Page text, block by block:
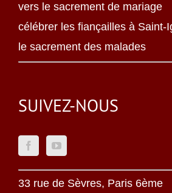
vers le sacrement de mariage
célébrer les fiançailles à Saint-
le sacrement des malades
SUIVEZ-NOUS
33 rue de Sèvres, Paris 6ème